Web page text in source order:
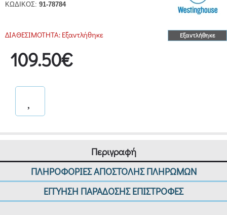
ΚΩΔΙΚΟΣ: 91-78784
Εξαντλήθηκε
ΔΙΑΘΕΣΙΜΟΤΗΤΑ: Εξαντλήθηκε
109.50€
Περιγραφή
ΠΛΗΡΟΦΟΡΙΕΣ ΑΠΟΣΤΟΛΗΣ ΠΛΗΡΩΜΩΝ
ΕΓΓΥΗΣΗ ΠΑΡΑΔΟΣΗΣ ΕΠΙΣΤΡΟΦΕΣ